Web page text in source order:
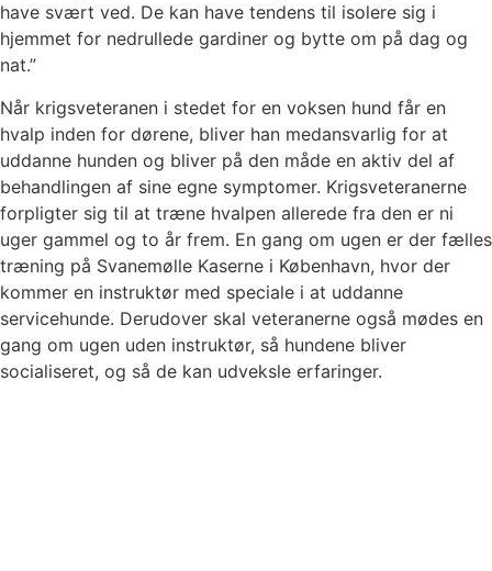
have svært ved. De kan have tendens til isolere sig i
hjemmet for nedrullede gardiner og bytte om på dag og
nat.”
Når krigsveteranen i stedet for en voksen hund får en
hvalp inden for dørene, bliver han medansvarlig for at
uddanne hunden og bliver på den måde en aktiv del af
behandlingen af sine egne symptomer. Krigsveteranerne
forpligter sig til at træne hvalpen allerede fra den er ni
uger gammel og to år frem. En gang om ugen er der fælles
træning på Svanemølle Kaserne i København, hvor der
kommer en instruktør med speciale i at uddanne
servicehunde. Derudover skal veteranerne også mødes en
gang om ugen uden instruktør, så hundene bliver
socialiseret, og så de kan udveksle erfaringer.